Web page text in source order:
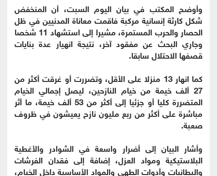
وأوضح المكتب في بيان اليوم السبت، أن المنخفض
شكل كارثة إنسانية مركبة فاقمت معاناة المدنيين في ظل
الحصار والحرب المستمرة، مشيرا إلى استشهاد 11 شخصا
وجاري البحث عن مفقود آخر، نتيجة انهيار عدة بنايات
قصفها الاحتلال سابقا.
كما انهار 13 منزلا على الأقل، وتضررت أو غرقت أكثر من
27 ألف خيمة من خيام النازحين، ليصل إجمالي الخيام
المتضررة كليا أو جزئيا إلى أكثر من 53 ألف خيمة، ما أثر
مباشرة على أكثر من ربع مليون نازح يعيشون في ظروف
صعبة.
وأشار البيان إلى أضرار واسعة في الشوادر والأغطية
البلاستيكية ومواد العزل، إضافة إلى فقدان الفرشات
والبطانيات وأدوات الطهي والمواد الأساسية داخل الخيام،